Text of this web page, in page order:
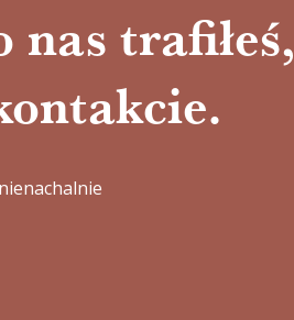
nas trafiłeś,